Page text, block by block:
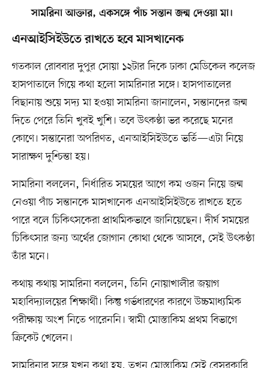
সামরিনা আক্তার, একসঙ্গে পাঁচ সন্তান জন্ম দেওয়া মা।
এনআইসিইউতে রাখতে হবে মাসখানেক
গতকাল রোববার দুপুর সোয়া ১২টার দিকে ঢাকা মেডিকেল কলেজ
হাসপাতালে গিয়ে কথা হলো সামরিনার সঙ্গে। হাসপাতালের
বিছানায় শুয়ে সদ্য মা হওয়া সামরিনা জানালেন, সন্তানদের জন্ম
দিতে পেরে তিনি খুবই খুশি। তবে উৎকণ্ঠা ভর করেছে মনের
কোণে। সন্তানেরা অপরিণত, এনআইসিইউতে ভর্তি—এটা নিয়ে
সারাক্ষণ দুশ্চিন্তা হয়।
সামরিনা বললেন, নির্ধারিত সময়ের আগে কম ওজন নিয়ে জন্ম
নেওয়া পাঁচ সন্তানকে মাসখানেক এনআইসিইউতে রাখতে হতে
পারে বলে চিকিৎসকেরা প্রাথমিকভাবে জানিয়েছেন। দীর্ঘ সময়ের
চিকিৎসার জন্য অর্থের জোগান কোথা থেকে আসবে, সেই উৎকণ্ঠা
তাঁর মনে।
কথায় কথায় সামরিনা বললেন, তিনি নোয়াখালীর জয়াগ
মহাবিদ্যালয়ের শিক্ষার্থী। কিন্তু গর্ভধারণের কারণে উচ্চমাধ্যমিক
পরীক্ষায় অংশ নিতে পারেননি। স্বামী মোস্তাকিম প্রথম বিভাগে
ক্রিকেট খেলেন।